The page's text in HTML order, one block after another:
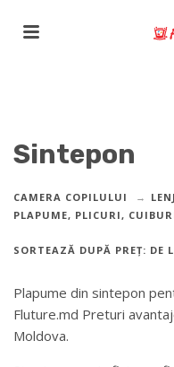
Sintepon
CAMERA COPILULUI
PLAPUME, PLICURI,
SORTEAZĂ DUPĂ PREȚ: DE
Plapume din sintepon
Fluture.md Preturi
Moldova.